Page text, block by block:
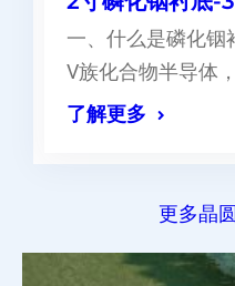
一、什么是磷化铟
V族化合物半导体
了解更多
更多晶